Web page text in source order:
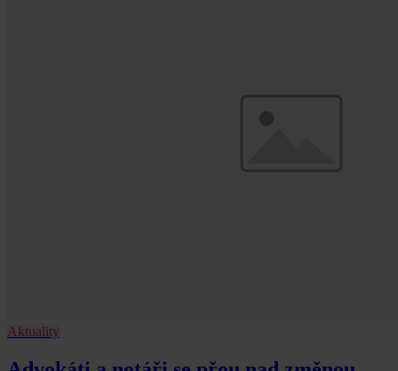
Aktuality